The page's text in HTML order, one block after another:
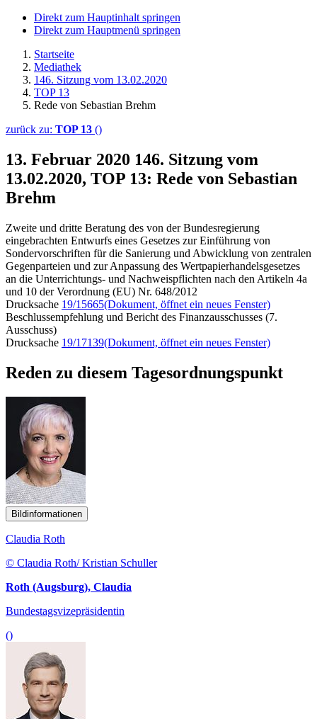
Direkt zum Hauptinhalt springen
Direkt zum Hauptmenü springen
Startseite
Mediathek
146. Sitzung vom 13.02.2020
TOP 13
Rede von Sebastian Brehm
zurück zu: TOP 13 ()
13. Februar 2020 146. Sitzung vom
13.02.2020, TOP 13: Rede von Sebastian
Brehm
Zweite und dritte Beratung des von der Bundesregierung
eingebrachten Entwurfs eines Gesetzes zur Einführung von
Sondervorschriften für die Sanierung und Abwicklung von zentralen
Gegenparteien und zur Anpassung des Wertpapierhandelsgesetzes
an die Unterrichtungs- und Nachweispflichten nach den Artikeln 4a
und 10 der Verordnung (EU) Nr. 648/2012
Drucksache 19/15665(Dokument, öffnet ein neues Fenster)
Beschlussempfehlung und Bericht des Finanzausschusses (7.
Ausschuss)
Drucksache 19/17139(Dokument, öffnet ein neues Fenster)
Reden zu diesem Tagesordnungspunkt
Bildinformationen
Claudia Roth
© Claudia Roth/ Kristian Schuller
Roth (Augsburg), Claudia
Bundestagsvizepräsidentin
()